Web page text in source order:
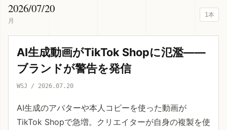
2026/07/20
月
1本
AI生成動画がTikTok Shopに氾濫——
ブランドが警告を発信
WSJ / 2026.07.20
AI生成のアバターや本人コピーを使った動画が
TikTok Shopで急増。クリエイターが自身の複製を使